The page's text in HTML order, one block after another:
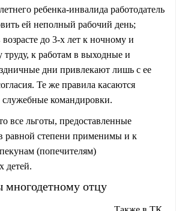
ребенка-инвалида работодатель
ей неполный рабочий день;
возрасте до 3-х лет к ночному и
труду, к работам в выходные и
дни привлекают лишь с ее
Те же правила касаются
служебные командировки.
все льготы, предоставленные
равной степени применимы и к
(попечителям)
детей.
многодетному отцу